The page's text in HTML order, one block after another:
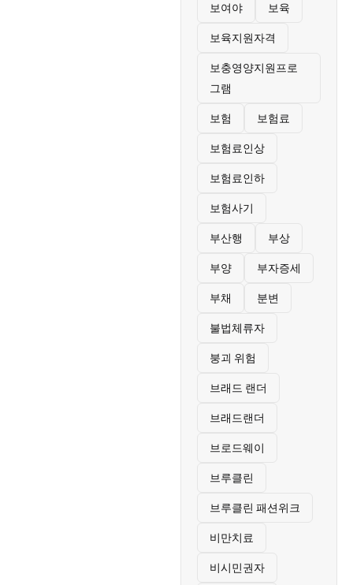
보여야 보육
보육지원자격
보충영양지원프로
그램
보험 보험료
보험료인상
보험료인하
보험사기
부산행 부상
부양 부자증세
부채 분변
불법체류자
붕괴 위험
브래드 랜더
브래드랜더
브로드웨이
브루클린
브루클린 패션위크
비만치료
비시민권자